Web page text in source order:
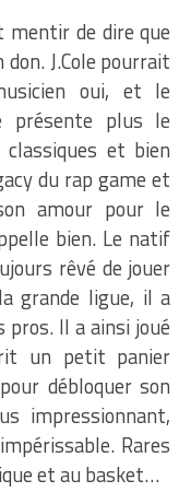
de dire que
J.Cole pourrait
oui, et le
présente plus le
classiques et bien
du rap game et
amour pour le
bien. Le natif
rêvé de jouer
grande ligue, il a
pros. Il a ainsi joué
un petit panier
débloquer son
impressionnant,
Rares
et au basket…